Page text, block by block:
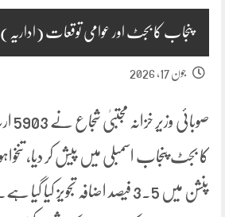
پنجاب کا بجٹ اور عوامی توقعات (اداریہ)
جون 17, 2026